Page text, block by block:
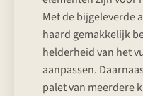
Met de bijgeleverde
haard gemakkelijk
helderheid van het
aanpassen.
palet van meerdere